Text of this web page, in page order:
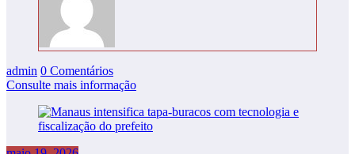
admin 0 Comentários
Consulte mais informação